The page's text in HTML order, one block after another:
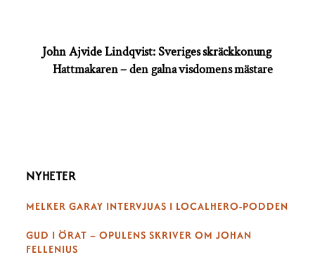
John Ajvide Lindqvist: Sveriges skräckkonung
Hattmakaren – den galna visdomens mästare
NYHETER
MELKER GARAY INTERVJUAS I LOCALHERO-PODDEN
GUD I ÖRAT – OPULENS SKRIVER OM JOHAN
FELLENIUS